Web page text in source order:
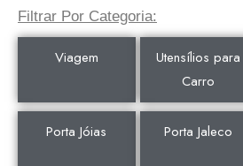
Filtrar Por Categoria:
Viagem
Utensílios para
Carro
Porta Jóias Porta Jaleco